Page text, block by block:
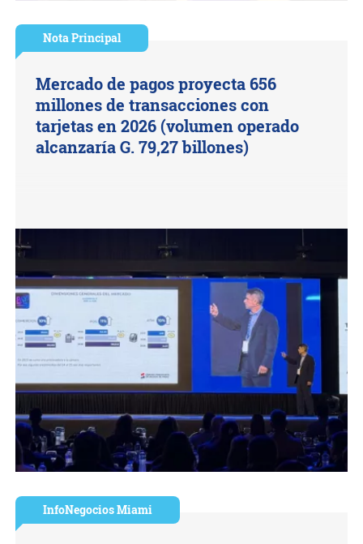
Nota Principal
Mercado de pagos proyecta 656
millones de transacciones con
tarjetas en 2026 (volumen operado
alcanzaría G. 79,27 billones)
InfoNegocios Miami